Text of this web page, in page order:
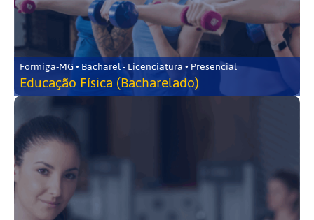
Formiga-MG • Bacharel - Licenciatura • Presencial
Educação Física (Bacharelado)